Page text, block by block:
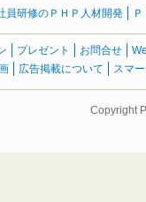
員研修のＰＨＰ人材開発
プレゼント お問合せ
広告掲載について スマ
Copyright